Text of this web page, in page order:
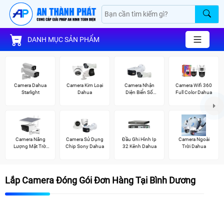
DANH MỤC SẢN PHẨM
Camera Dahua
Starlight
Camera Kim Loại
Dahua
Camera Nhận
Diện Biển Số
Camera Wifi 360
Full Color Dahua
Camera Năng
Lượng Mặt Trời
Camera Sử Dụng
Chip Sony Dahua
Đầu Ghi Hình Ip
32 Kênh Dahua
Camera Ngoài
Trời Dahua
Lắp Camera Đóng Gói Đơn Hàng Tại Bình Dương